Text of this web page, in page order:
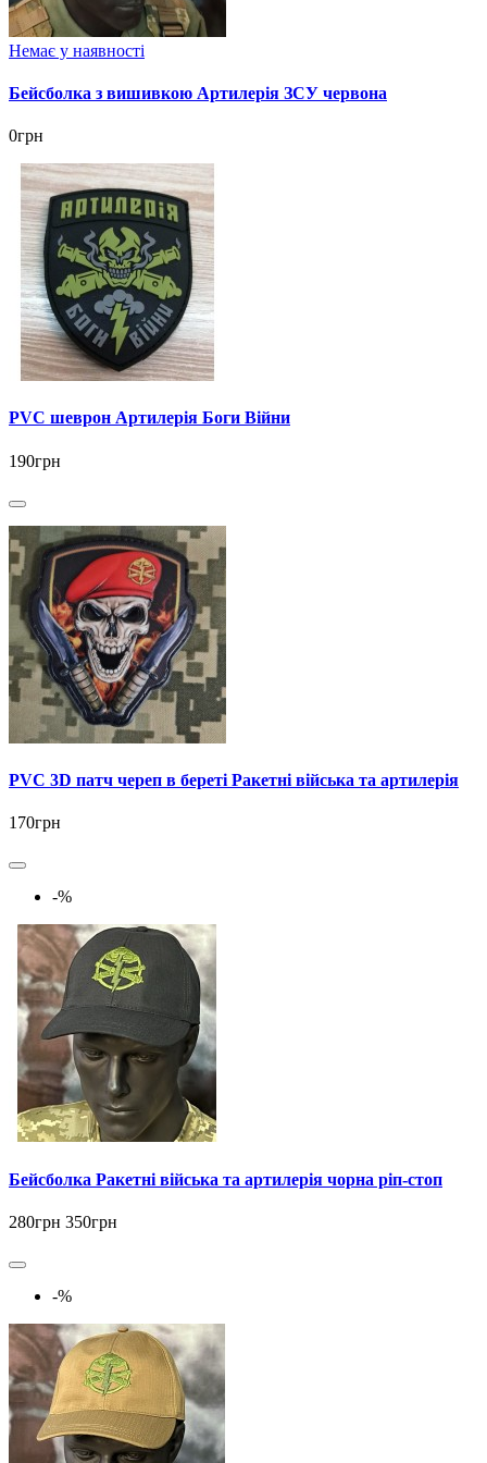
Немає у наявності
Бейсболка з вишивкою Артилерія ЗСУ червона
0грн
PVC шеврон Артилерія Боги Війни
190грн
PVC 3D патч череп в береті Ракетні війська та артилерія
170грн
-%
Бейсболка Ракетні війська та артилерія чорна ріп-стоп
280грн 350грн
-%